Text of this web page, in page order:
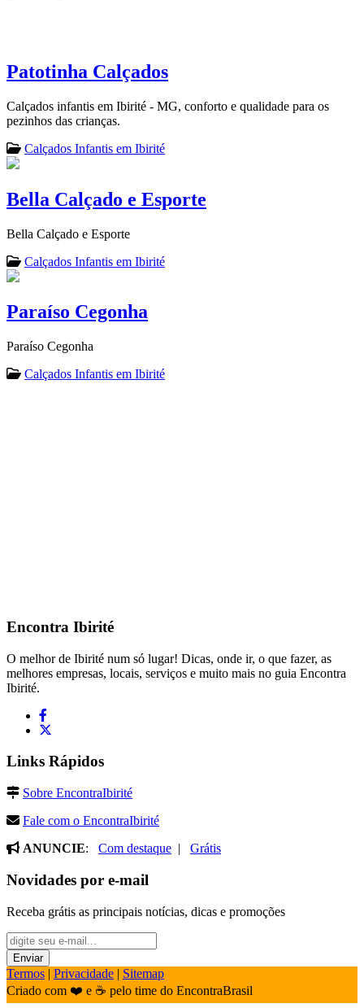
Patotinha Calçados
Calçados infantis em Ibirité - MG, conforto e qualidade para os
pezinhos das crianças.
Calçados Infantis em Ibirité
Bella Calçado e Esporte
Bella Calçado e Esporte
Calçados Infantis em Ibirité
Paraíso Cegonha
Paraíso Cegonha
Calçados Infantis em Ibirité
Encontra Ibirité
O melhor de Ibirité num só lugar! Dicas, onde ir, o que fazer, as
melhores empresas, locais, serviços e muito mais no guia Encontra
Ibirité.
Links Rápidos
Sobre EncontraIbirité
Fale com o EncontraIbirité
ANUNCIE: Com destaque | Grátis
Novidades por e-mail
Receba grátis as principais notícias, dicas e promoções
Termos | Privacidade | Sitemap
Criado com ❤️ e ☕ pelo time do EncontraBrasil